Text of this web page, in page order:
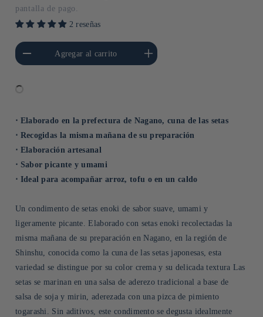
pantalla de pago.
2 reseñas
para Default
Title
Agregar al carrito
Aumentar cantidad para Default
Title
⋅ Elaborado en la prefectura de Nagano, cuna de las setas
⋅ Recogidas la misma mañana de su preparación
⋅ Elaboración artesanal
⋅ Sabor picante y umami
⋅ Ideal para acompañar arroz, tofu o en un caldo
Un condimento de setas enoki de sabor suave, umami y
ligeramente picante. Elaborado con setas enoki recolectadas la
misma mañana de su preparación en Nagano, en la región de
Shinshu, conocida como la cuna de las setas japonesas, esta
variedad se distingue por su color crema y su delicada textura Las
setas se marinan en una salsa de aderezo tradicional a base de
salsa de soja y mirin, aderezada con una pizca de pimiento
togarashi. Sin aditivos, este condimento se degusta idealmente